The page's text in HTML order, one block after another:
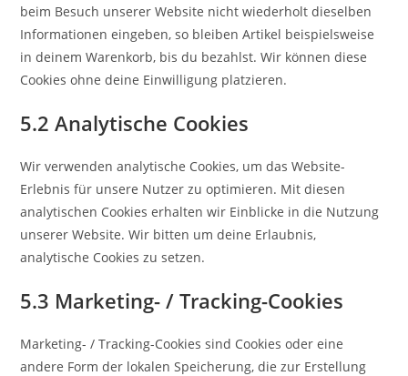
beim Besuch unserer Website nicht wiederholt dieselben
Informationen eingeben, so bleiben Artikel beispielsweise
in deinem Warenkorb, bis du bezahlst. Wir können diese
Cookies ohne deine Einwilligung platzieren.
5.2 Analytische Cookies
Wir verwenden analytische Cookies, um das Website-
Erlebnis für unsere Nutzer zu optimieren. Mit diesen
analytischen Cookies erhalten wir Einblicke in die Nutzung
unserer Website. Wir bitten um deine Erlaubnis,
analytische Cookies zu setzen.
5.3 Marketing- / Tracking-Cookies
Marketing- / Tracking-Cookies sind Cookies oder eine
andere Form der lokalen Speicherung, die zur Erstellung